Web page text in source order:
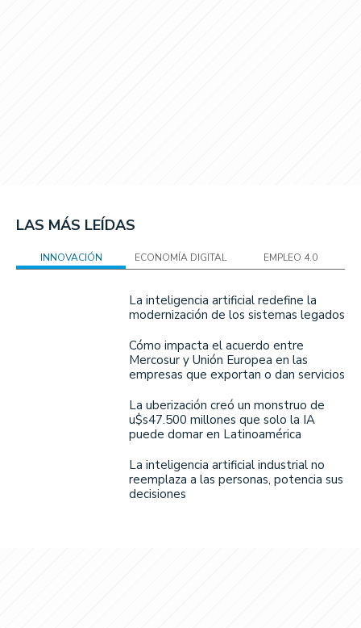
LAS MÁS LEÍDAS
INNOVACIÓN ECONOMÍA DIGITAL EMPLEO 4.0
La inteligencia artificial redefine la
modernización de los sistemas legados
Cómo impacta el acuerdo entre
Mercosur y Unión Europea en las
empresas que exportan o dan servicios
La uberización creó un monstruo de
u$s47.500 millones que solo la IA
puede domar en Latinoamérica
La inteligencia artificial industrial no
reemplaza a las personas, potencia sus
decisiones